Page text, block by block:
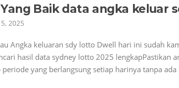
Baik data angka keluar
2025
Angka keluaran sdy lotto Dwell hari ini sudah
hasil data sydney lotto 2025 lengkapPastikan
yang berlangsung setiap harinya tanpa